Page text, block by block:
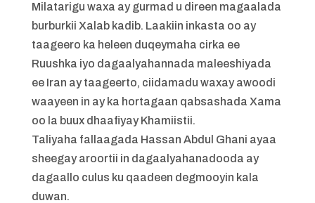
Milatarigu waxa ay gurmad u direen magaalada
burburkii Xalab kadib. Laakiin inkasta oo ay
taageero ka heleen duqeymaha cirka ee
Ruushka iyo dagaalyahannada maleeshiyada
ee Iran ay taageerto, ciidamadu waxay awoodi
waayeen in ay ka hortagaan qabsashada Xama
oo la buux dhaafiyay Khamiistii.
Taliyaha fallaagada Hassan Abdul Ghani ayaa
sheegay aroortii in dagaalyahanadooda ay
dagaallo culus ku qaadeen degmooyin kala
duwan.